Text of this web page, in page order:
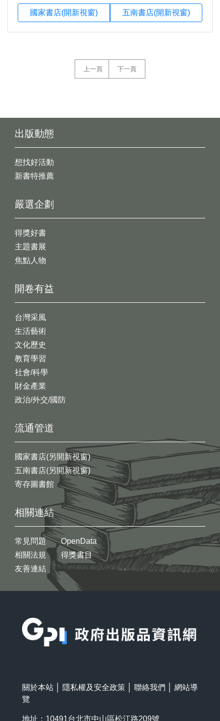
國家書店(開新視窗) 五南書店(開新視窗)
上一頁 下一頁
出版動態
想找好活動
新書特推薦
開卷有益
台灣采風
生活藝術
文化歷史
教育學習
社會/科學
財金產業
政治/外交/國防
嚴選企劃
得獎好書
主題書展
焦點人物
流通管道
國家書店(另開新視窗)
五南書店(另開新視窗)
寄存圖書館
相關連結
常見問題
相關法規
友善連結
OpenData
得獎書目
關於本站 隱私權及安全政策 聯絡我們
網站導
覽
地址：10491台北市中山區松江路209號